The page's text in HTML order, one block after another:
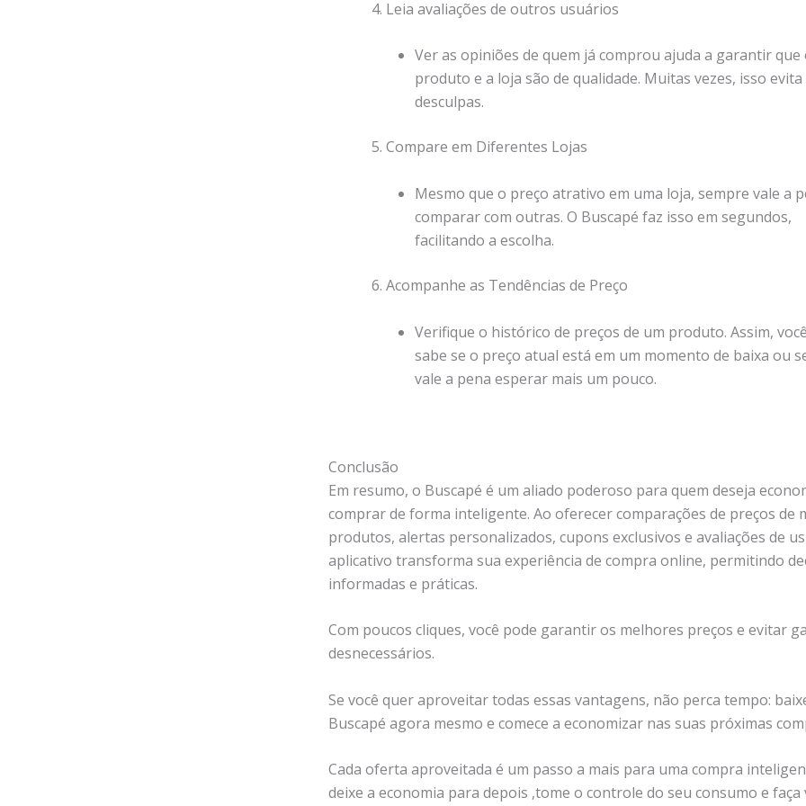
4. Leia avaliações de outros usuários
Ver as opiniões de quem já comprou ajuda a garantir que
produto e a loja são de qualidade. Muitas vezes, isso evita
desculpas.
5. Compare em Diferentes Lojas
Mesmo que o preço atrativo em uma loja, sempre vale a
comparar com outras. O Buscapé faz isso em segundos,
facilitando a escolha.
6. Acompanhe as Tendências de Preço
Verifique o histórico de preços de um produto. Assim, você
sabe se o preço atual está em um momento de baixa ou
vale a pena esperar mais um pouco.
Conclusão
Em resumo, o Buscapé é um aliado poderoso para quem deseja
comprar de forma inteligente. Ao oferecer comparações de preços de
produtos, alertas personalizados, cupons exclusivos e avaliações de
aplicativo transforma sua experiência de compra online, permitindo
informadas e práticas.
Com poucos cliques, você pode garantir os melhores preços e evitar
desnecessários.
Se você quer aproveitar todas essas vantagens, não perca tempo:
Buscapé agora mesmo e comece a economizar nas suas próximas
Cada oferta aproveitada é um passo a mais para uma compra
deixe a economia para depois ,tome o controle do seu consumo e faça